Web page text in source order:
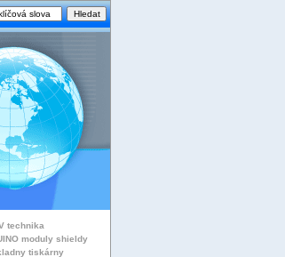
technika
moduly shieldy
tiskárny